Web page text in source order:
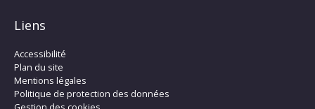
Liens
Accessibilité
Plan du site
Mentions légales
Politique de protection des données